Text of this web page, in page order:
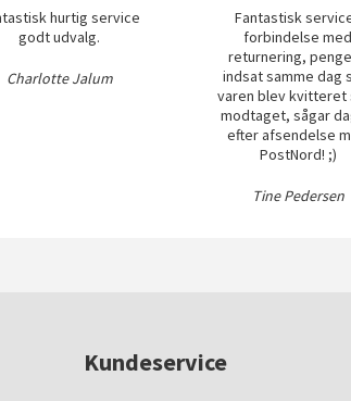
hurtig service
godt udvalg.
Charlotte Jalum
Fantastisk
forbindelse med
returnering,
indsat samme dag
varen blev kvitteret
modtaget, sågar
efter afsendelse
PostNord! ;)
Tine Pedersen
Kundeservice